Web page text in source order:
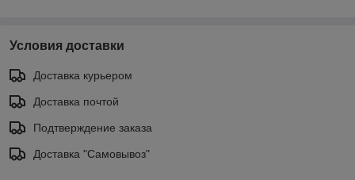
Условия доставки
Доставка курьером
Доставка почтой
Подтверждение заказа
Доставка "Самовывоз"